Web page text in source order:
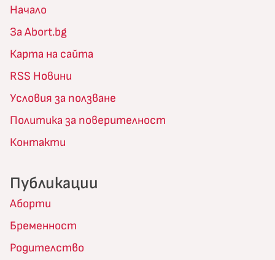
Начало
За Abort.bg
Карта на сайта
RSS Новини
Условия за ползване
Политика за поверителност
Контакти
Публикации
Аборти
Бременност
Родителство